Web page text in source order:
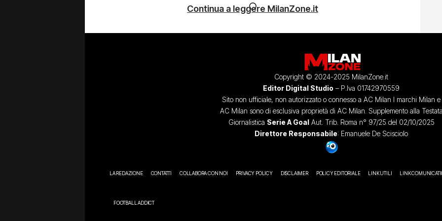
Continua a leggere MilanZone.it
Copyright © 2024-2025 MilanZone.it
Editor Digital Studio – P.Iva 01742970559
Sito non ufficiale, non autorizzato o connesso a AC Milan I marchi Milan e
AC Milan sono di esclusiva proprietà di AC Milan. Supplemento alla Testata
Giornalistica Serie A GoalAut. Trib. Roma n° 97/25 del 02/10/2025
Direttore Responsabile: Emanuele De Scisciolo
LA REDAZIONE CONTATTI COLLABORA CON NOI PRIVACY POLICY DISCLAIMER POLICY EDITORIALE LINK UTILI LINK
FOOTBALL ADDICT